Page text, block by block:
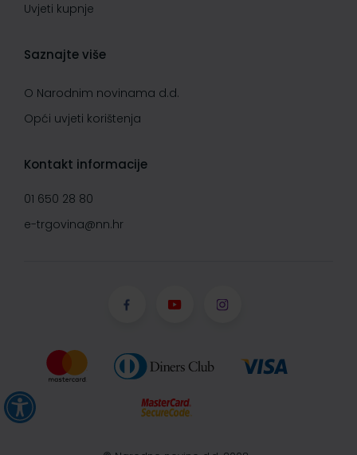
Uvjeti kupnje
Saznajte više
O Narodnim novinama d.d.
Opći uvjeti korištenja
Kontakt informacije
01 650 28 80
e-trgovina@nn.hr